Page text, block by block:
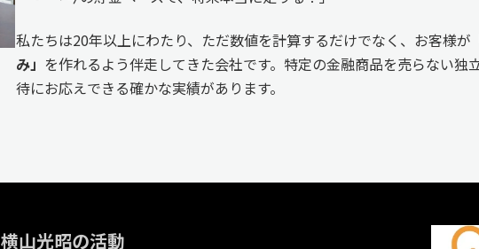
私たちは20年以上にわたり、ただ数値を計算するだけでなく、お客様が
み」 を作れるよう伴走してきた会社です。特定の金融商品を売らない独
待にお応えできる確かな実績があります。
横山光昭の活動